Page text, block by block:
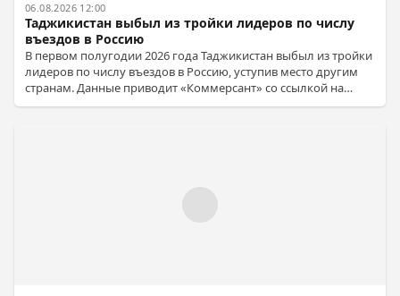
06.08.2026 12:00
Таджикистан выбыл из тройки лидеров по числу
въездов в Россию
В первом полугодии 2026 года Таджикистан выбыл из тройки
лидеров по числу въездов в Россию, уступив место другим
странам. Данные приводит «Коммерсант» со ссылкой на
Погранслужбу ФСБ.